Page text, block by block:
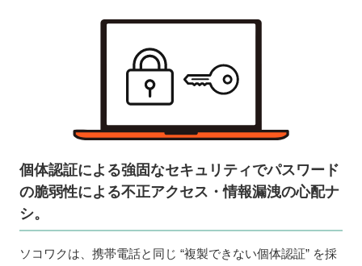
個体認証による強固なセキュリティでパスワード
の脆弱性による不正アクセス・情報漏洩の心配ナ
シ。
ソコワクは、携帯電話と同じ “複製できない個体認証” を採